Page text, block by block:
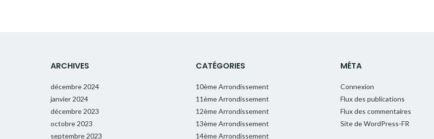
ARCHIVES
décembre 2024
janvier 2024
décembre 2023
octobre 2023
septembre 2023
CATÉGORIES
10ème Arrondissement
11ème Arrondissement
12ème Arrondissement
13ème Arrondissement
14ème Arrondissement
MÉTA
Connexion
Flux des publications
Flux des commentaires
Site de WordPress-FR